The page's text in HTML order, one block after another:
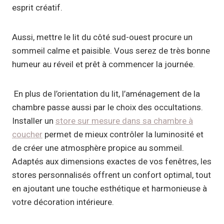
esprit créatif.
Aussi, mettre le lit du côté sud-ouest procure un
sommeil calme et paisible. Vous serez de très bonne
humeur au réveil et prêt à commencer la journée.
En plus de l’orientation du lit, l’aménagement de la
chambre passe aussi par le choix des occultations.
Installer un store sur mesure dans sa chambre à
coucher permet de mieux contrôler la luminosité et
de créer une atmosphère propice au sommeil.
Adaptés aux dimensions exactes de vos fenêtres, les
stores personnalisés offrent un confort optimal, tout
en ajoutant une touche esthétique et harmonieuse à
votre décoration intérieure.